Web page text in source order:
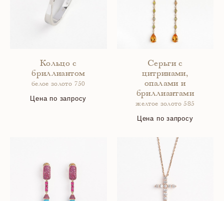
Кольцо с
бриллиантом
белое золото 750
Цена по запросу
Серьги с
цитринами,
опалами и
бриллиантами
желтое золото 585
Цена по запросу